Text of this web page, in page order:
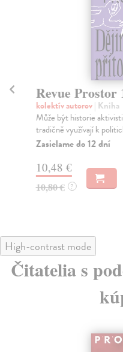
Revue Prostor
kolektív autorov| Kniha
Může být historie
tradičně využívají k
Zasielame do 12 dní
10,48 €
10,80 € ?
High-contrast mode
Čitatelia s